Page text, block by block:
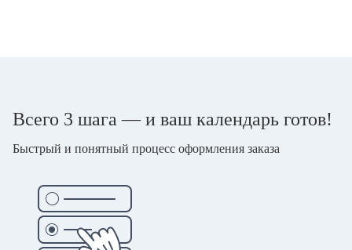
Всего 3 шага — и ваш календарь готов!
Быстрый и понятный процесс оформления заказа